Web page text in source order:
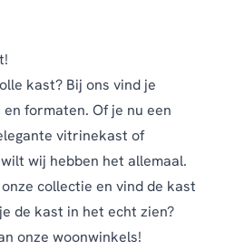
kast? Bij ons vind je
formaten. Of je nu een
vitrinekast of
wij hebben het allemaal.
collectie en vind de kast
de kast in het echt zien?
onze woonwinkels!